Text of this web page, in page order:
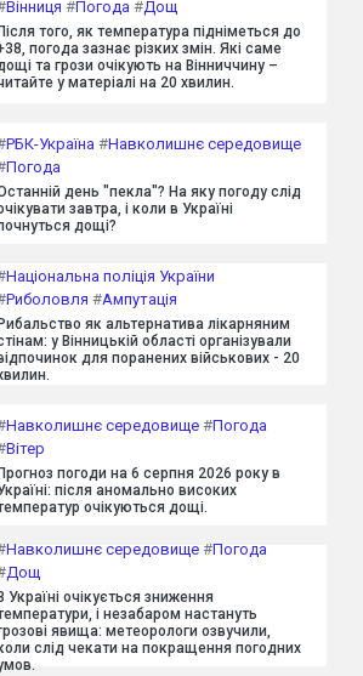
Вінниця #Погода #Дощ
того, як температура підніметься до
погода зазнає різких змін. Які саме
та грози очікують на Вінниччину –
у матеріалі на 20 хвилин.
РБК-Україна #Навколишнє середовище
Погода
день "пекла"? На яку погоду слід
завтра, і коли в Україні
дощі?
Національна поліція України
Риболовля #Ампутація
Рибальство як альтернатива лікарняним
у Вінницькій області організували
для поранених військових - 20
Навколишнє середовище #Погода
Вітер
Прогноз погоди на 6 серпня 2026 року в
після аномально високих
очікуються дощі.
Навколишнє середовище #Погода
Дощ
В Україні очікується зниження
і незабаром настануть
явища: метеорологи озвучили,
слід чекати на покращення погодних